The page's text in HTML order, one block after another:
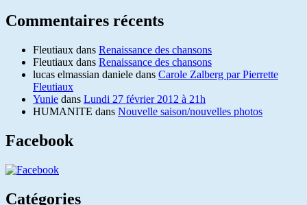
Commentaires récents
Fleutiaux dans Renaissance des chansons
Fleutiaux dans Renaissance des chansons
lucas elmassian daniele dans Carole Zalberg par Pierrette
Fleutiaux
Yunie dans Lundi 27 février 2012 à 21h
HUMANITE dans Nouvelle saison/nouvelles photos
Facebook
Catégories